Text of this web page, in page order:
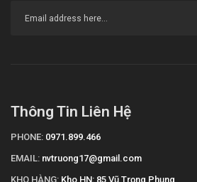
Thông Tin Liên Hệ
PHONE: 0971.899.466
EMAIL: nvtruong17@gmail.com
KHO HÀNG: Kho HN: 85 Vũ Trọng Phụng